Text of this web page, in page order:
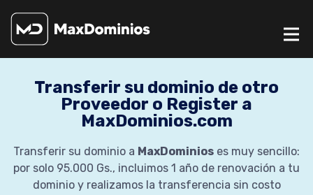
Transferir su dominio de otro
Proveedor o Register a
MaxDominios.com
Transferir su dominio a MaxDominios es muy sencillo:
por solo 95.000 Gs., incluimos 1 año de renovación a tu
dominio y realizamos la transferencia sin costo